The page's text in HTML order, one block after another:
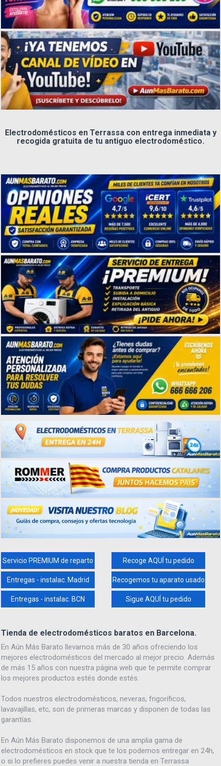
Electrodomésticos en Terrassa con entrega inmediata y
recogida gratuita de tu antiguo electrodoméstico.
Servicio PREMIUM de reparto Recoge AQUÍ tu pedido
Entregas - instalac. Madrid Recogemos tu aparato usado
Entregas - instalac. BCN Sigue AQUÍ tu pedido
Tienda de electrodomésticos baratos en Barcelona.
En Aún Más Barato llevamos más de 30 años ofreciendo los
mejores electrodomésticos del mercado al mejor precio. Además
de más 15 años con nuestra página web que te permite comprar
los mejores productos estés donde estés.
Todos nuestros electrodomésticos, neveras, frigoríficos,
lavavajillas, etc, son de primeras marcas y disponen de todas las
garantías.
En Aún Más Barato disponemos de una amplia gama de
electrodomésticos en stock que te los podemos entregar en 24h,
o si lo prefieres puedes venir a nuestra tienda en Terrassa